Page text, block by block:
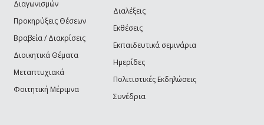
Διαγωνισμών
Προκηρύξεις Θέσεων
Βραβεία / Διακρίσεις
Διοικητικά Θέματα
Μεταπτυχιακά
Φοιτητική Μέριμνα
Διαλέξεις
Εκθέσεις
Εκπαιδευτικά σεμινάρια
Ημερίδες
Πολιτιστικές Εκδηλώσεις
Συνέδρια